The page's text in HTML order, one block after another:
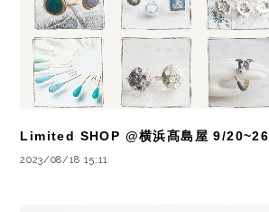
Limited SHOP @横浜髙島屋 9/20~26
2023/08/18 15:11